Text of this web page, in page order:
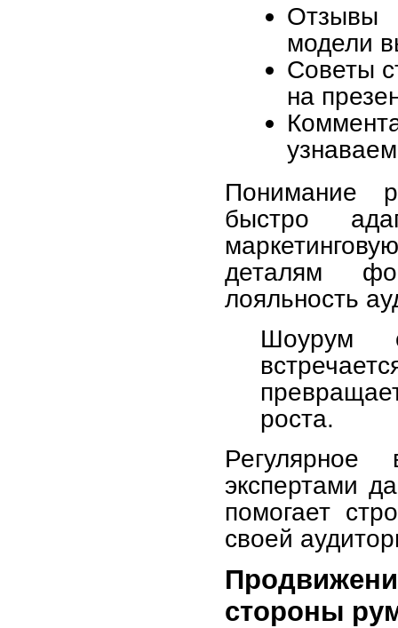
Отзывы
модели
Советы
на
Понимание
быстро
деталям
лояльность
Шоурум
роста.
Регулярное
экспертами
помогает
своей
стороны